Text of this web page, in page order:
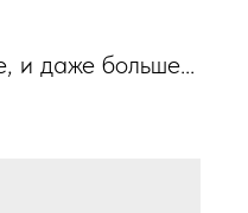
и даже больше...